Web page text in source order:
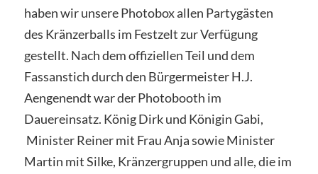
haben wir unsere Photobox allen Partygästen
des Kränzerballs im Festzelt zur Verfügung
gestellt. Nach dem offiziellen Teil und dem
Fassanstich durch den BürgermeisterH.J.
Aengenendt war der Photobooth im
Dauereinsatz. König Dirk und Königin Gabi,
Minister Reiner mit Frau Anja sowie Minister
Martin mit Silke, Kränzergruppen und alle, die im